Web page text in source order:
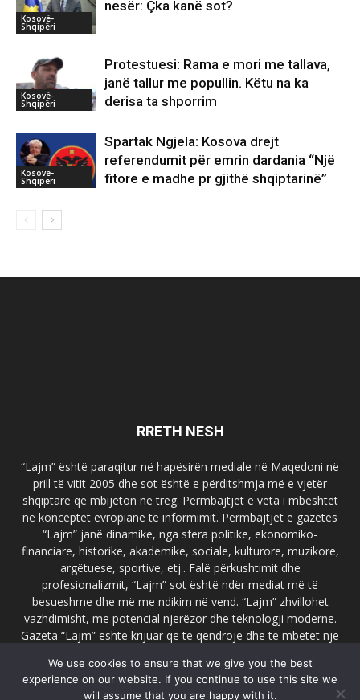
Kosovë-
Shqipëri
nesër: Çka kanë sot?
Kosovë-
Shqipëri
Protestuesi: Rama e mori me tallava,
janë tallur me popullin. Këtu na ka
derisa ta shporrim
Kosovë-
Shqipëri
Spartak Ngjela: Kosova drejt
referendumit për emrin dardania “Një
fitore e madhe pr gjithë shqiptarinë”
RRETH NESH
“Lajm” është paraqitur në hapësirën mediale në Maqedoni në
prill të vitit 2005 dhe sot është e përditshmja më e vjetër
shqiptare që mbijeton në treg. Përmbajtjet e veta i mbështet
në konceptet evropiane të informimit. Përmbajtjet e gazetës
“Lajm” janë dinamike, nga sfera politike, ekonomiko-
financiare, historike, akademike, sociale, kulturore, muzikore,
argëtuese, sportive, etj.. Falë përkushtimit dhe
profesionalizmit, “Lajm” sot është ndër mediat më të
besueshme dhe më me ndikim në vend. “Lajm” zhvillohet
vazhdimisht, me potencial njerëzor dhe teknologji moderne.
Gazeta “Lajm” është krijuar që të qëndrojë dhe të mbetet një
faqja zyrtare e gazetës “Lajm”, www.lajmpress.org është një
ndër portalet më të njohur në Maqedoni.
We use cookies to ensure that we give you the best
experience on our website. If you continue to use this site we
will assume that you are happy with it.